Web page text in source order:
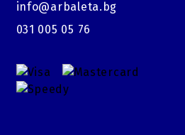
info@arbaleta.bg
031 005 05 76